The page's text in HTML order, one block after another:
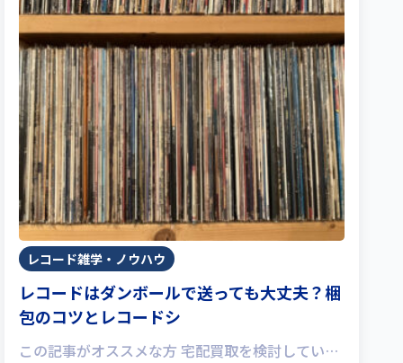
レコード雑学・ノウハウ
レコードはダンボールで送っても大丈夫？梱
包のコツとレコードシ
この記事がオススメな方 宅配買取を検討してい…